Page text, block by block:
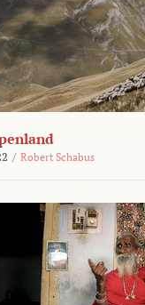
/ Robert Schabus